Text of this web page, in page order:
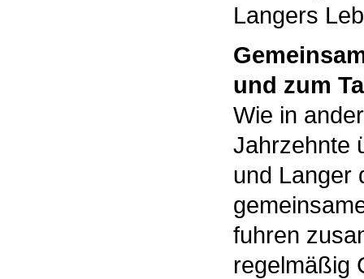
Langers
und zum
Wie in
Jahrzehnte
und Langer
fuhren
regelmäßig